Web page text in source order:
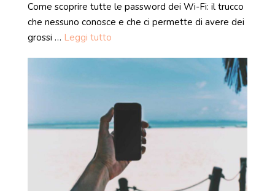
Come scoprire tutte le password dei Wi-Fi: il trucco
che nessuno conosce e che ci permette di avere dei
grossi … Leggi tutto